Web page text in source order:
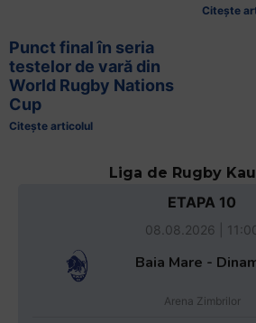
Citește
Punct final în seria
testelor de vară din
World Rugby Nations
Cup
Citește articolul
Liga de Rugby
ETAPA 10
08.08.2026 |
Baia Mare -
Arena Zimbrilor